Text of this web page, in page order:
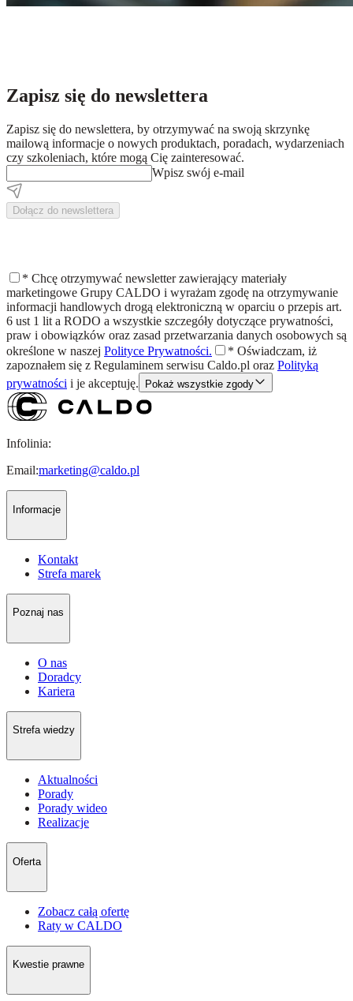
Zapisz się do newslettera
Zapisz się do newslettera, by otrzymywać na swoją skrzynkę
mailową informacje o nowych produktach, poradach, wydarzeniach
czy szkoleniach, które mogą Cię zainteresować.
Wpisz swój e-mail
Dołącz do newslettera
* Chcę otrzymywać newsletter zawierający materiały
marketingowe Grupy CALDO i wyrażam zgodę na otrzymywanie
informacji handlowych drogą elektroniczną w oparciu o przepis art.
6 ust 1 lit a RODO a wszystkie szczegóły dotyczące prywatności,
praw i obowiązków oraz zasad przetwarzania danych osobowych są
określone w naszej Polityce Prywatności. * Oświadczam, iż
zapoznałem się z Regulaminem serwisu Caldo.pl oraz Polityką
prywatności i je akceptuję. Pokaż wszystkie zgody
Infolinia:
Email:marketing@caldo.pl
Informacje
Kontakt
Strefa marek
Poznaj nas
O nas
Doradcy
Kariera
Strefa wiedzy
Aktualności
Porady
Porady wideo
Realizacje
Oferta
Zobacz całą ofertę
Raty w CALDO
Kwestie prawne